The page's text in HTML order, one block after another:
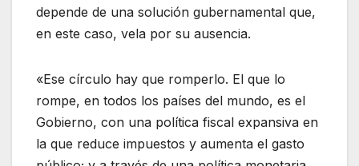
depende de una solución gubernamental que,
en este caso, vela por su ausencia.
«Ese círculo hay que romperlo. El que lo
rompe, en todos los países del mundo, es el
Gobierno, con una política fiscal expansiva en
la que reduce impuestos y aumenta el gasto